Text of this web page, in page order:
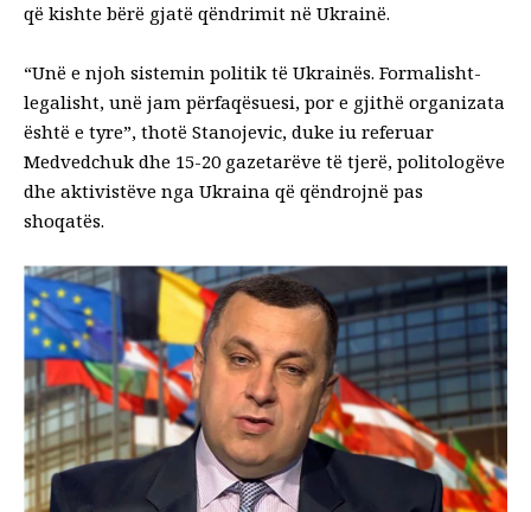
që kishte bërë gjatë qëndrimit në Ukrainë.
“Unë e njoh sistemin politik të Ukrainës. Formalisht-
legalisht, unë jam përfaqësuesi, por e gjithë organizata
është e tyre”, thotë Stanojevic, duke iu referuar
Medvedchuk dhe 15-20 gazetarëve të tjerë, politologëve
dhe aktivistëve nga Ukraina që qëndrojnë pas
shoqatës.